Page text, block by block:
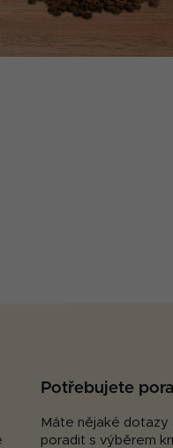
Potřebujete
Máte nějaké
poradit s výběrem